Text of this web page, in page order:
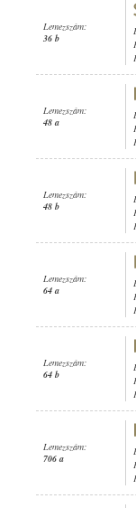
Lemezszám:
36 b
Lemezszám:
48 a
Lemezszám:
48 b
Lemezszám:
64 a
Lemezszám:
64 b
Lemezszám:
706 a